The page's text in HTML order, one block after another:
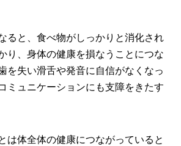
ると、食べ物がしっかりと消化され
り、身体の健康を損なうことにつな
を失い滑舌や発音に自信がなくなっ
ミュニケーションにも支障をきたす
は体全体の健康につながっていると